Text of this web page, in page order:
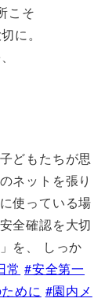
こそ
に。
どもたちが思
ネットを張り
使っている場
全確認を大切
を、 しっか
常 #安全第一
めに #園内メ